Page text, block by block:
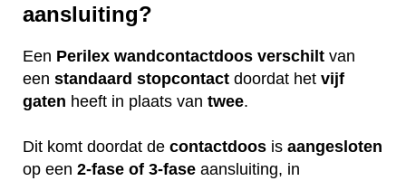
aansluiting?
Een Perilex wandcontactdoos verschilt van
een standaard stopcontact doordat het vijf
gaten heeft in plaats van twee.
Dit komt doordat de contactdoos is aangesloten
op een 2-fase of 3-fase aansluiting, in